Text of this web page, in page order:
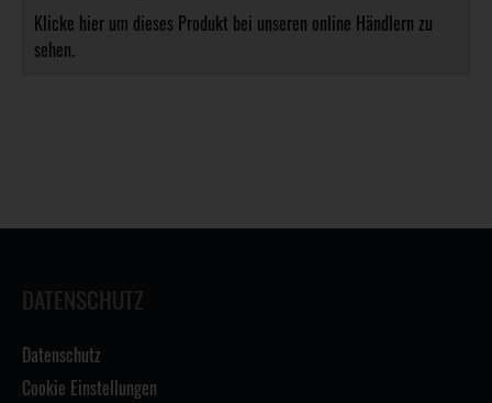
Klicke hier um dieses Produkt bei unseren online Händlern zu
sehen.
DATENSCHUTZ
Datenschutz
Cookie Einstellungen